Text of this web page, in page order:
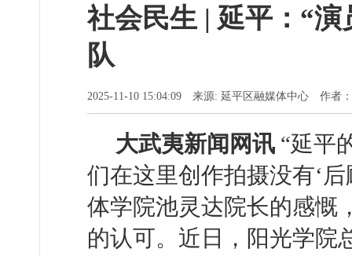
社会民生 | 延平：“
队
2025-11-10 15:04:09 来源: 延平区融媒体中心 作者
大武夷新闻网讯 “延平
们在这里创作拍摄没有‘
体学院池灵达院长的感慨
的认可。近日，阳光学院